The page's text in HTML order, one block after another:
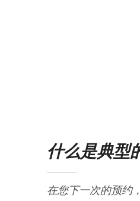
什么是典型
在您下一次的预约